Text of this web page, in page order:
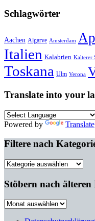
Schlagwörter
Aachen Algarve Amsterdam
Italien Kalabrien Kalterer
Toskana Ulm Verona
Translate into your
Powered by Translate
Filtere nach
Filtere
Kategorien
Stöbern nach älteren
Stöbern